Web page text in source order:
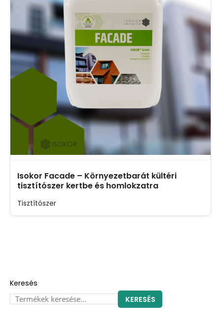
Keresés
KERESÉS
Isokor Facade – Környezetbarát kültéri
tisztítószer kertbe és homlokzatra
Tisztítószer